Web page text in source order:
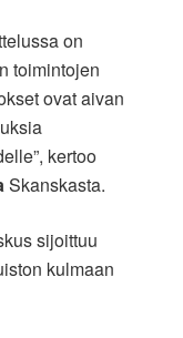
on
toimintojen
ovat aivan
kertoo
Skanskasta.
sijoittuu
kulmaan